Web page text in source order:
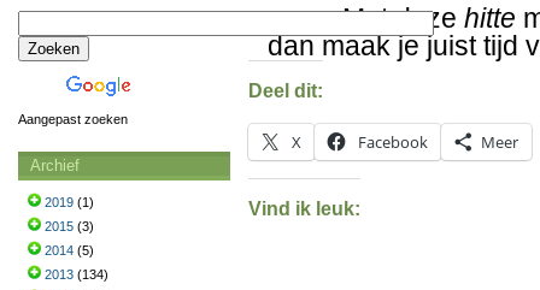
Met deze hitte
dan maak je juist tijd
Deel dit:
X Facebook Meer
Vind ik leuk:
Aangepast zoeken
Archief
2019 (1)
2015 (3)
2014 (5)
2013 (134)